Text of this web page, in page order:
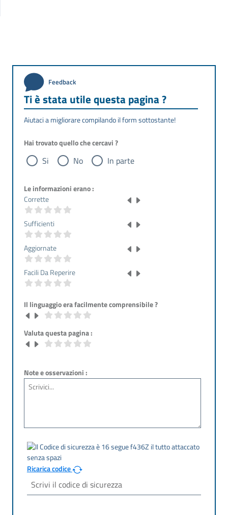
Feedback
Ti è stata utile questa pagina ?
Aiutaci a migliorare compilando il form sottostante!
Hai trovato quello che cercavi ?
Si No In parte
Le informazioni erano :
Corrette
Sufficienti
Aggiornate
Facili Da Reperire
Il linguaggio era facilmente comprensibile ?
Valuta questa pagina :
Note e osservazioni :
Ricarica codice